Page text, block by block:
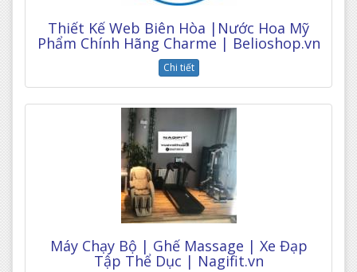
Thiết Kế Web Biên Hòa |Nước Hoa Mỹ
Phẩm Chính Hãng Charme | Belioshop.vn
Chi tiết
Máy Chạy Bộ | Ghế Massage | Xe Đạp
Tập Thể Dục | Nagifit.vn